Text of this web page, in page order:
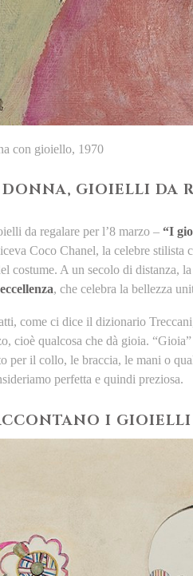
con gioiello, 1970
GIOIELLI DA
da regalare per l’8 marzo – “I
Coco Chanel, la celebre stilista
costume. A un secolo di distanza,
, che celebra la bellezza
come ci dice il dizionario
cioè qualcosa che dà gioia.
per il collo, le braccia, le mani o
perfetta e quindi preziosa.
I